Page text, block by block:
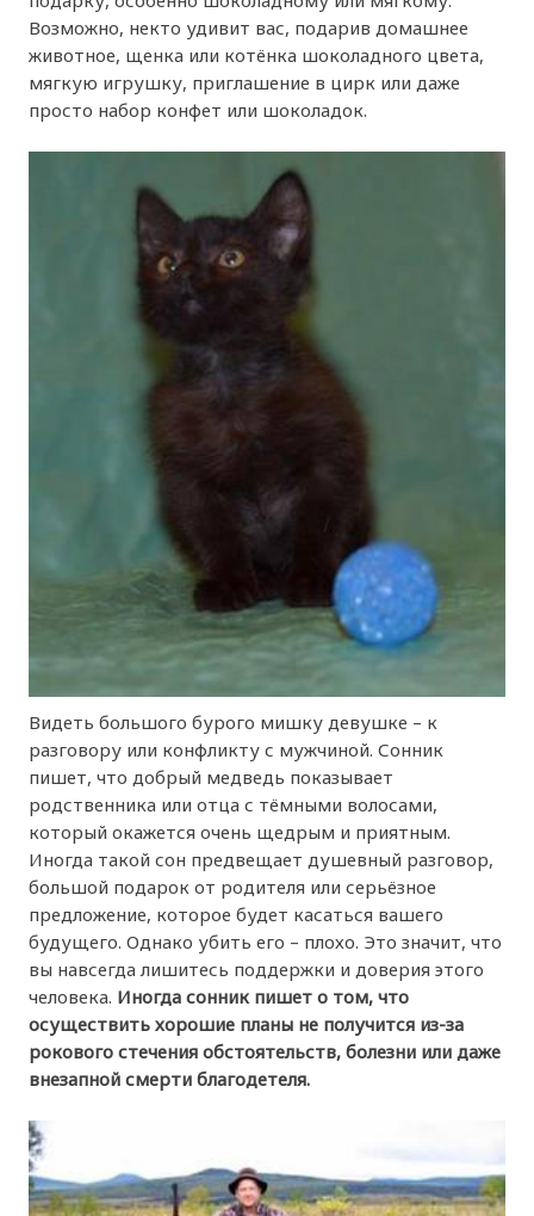
Возможно, некто удивит вас, подарив домашнее
животное, щенка или котёнка шоколадного цвета,
мягкую игрушку, приглашение в цирк или даже
просто набор конфет или шоколадок.
Видеть большого бурого мишку девушке – к
разговору или конфликту с мужчиной. Сонник
пишет, что добрый медведь показывает
родственника или отца с тёмными волосами,
который окажется очень щедрым и приятным.
Иногда такой сон предвещает душевный разговор,
большой подарок от родителя или серьёзное
предложение, которое будет касаться вашего
будущего. Однако убить его – плохо. Это значит, что
вы навсегда лишитесь поддержки и доверия этого
человека. Иногда сонник пишет о том, что
осуществить хорошие планы не получится из-за
рокового стечения обстоятельств, болезни или даже
внезапной смерти благодетеля.